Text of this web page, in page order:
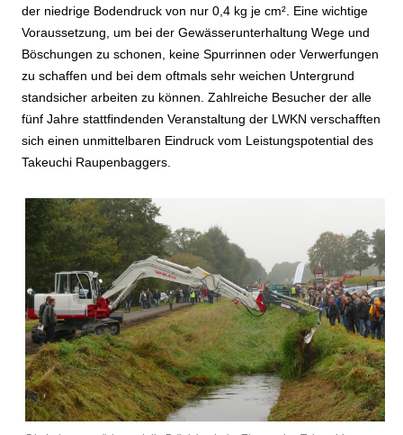
der niedrige Bodendruck von nur 0,4 kg je cm². Eine wichtige
Voraussetzung, um bei der Gewässerunterhaltung Wege und
Böschungen zu schonen, keine Spurrinnen oder Verwerfungen
zu schaffen und bei dem oftmals sehr weichen Untergrund
standsicher arbeiten zu können. Zahlreiche Besucher der alle
fünf Jahre stattfindenden Veranstaltung der LWKN verschafften
sich einen unmittelbaren Eindruck vom Leistungspotential des
Takeuchi Raupenbaggers.